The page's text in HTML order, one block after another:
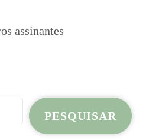
assinantes
PESQUISAR